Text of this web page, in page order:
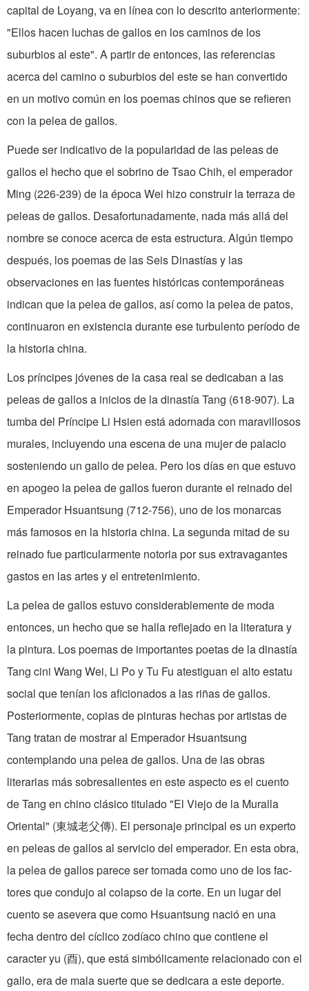
capital de Loyang, va en línea con lo descrito anteriormente:
"Ellos hacen luchas de gallos en los ca­minos de los
suburbios al este". A partir de entonces, las referencias
acerca del camino o suburbios del este se han con­vertido
en un motivo común en los poemas chinos que se refieren
con la pelea de gallos.
Puede ser indicativo de la populari­dad de las peleas de
gallos el hecho que el sobrino de Tsao Chih, el emperador
Ming (226-239) de la época Wei hizo construir la terraza de
peleas de gallos. Desafortunadamente, nada más allá del
nombre se conoce acerca de esta estruc­tura. Algún tiempo
después, los poemas de las Seis Dinastías y las
observaciones en las fuentes históricas contemporáneas
indican que la pelea de gallos, así como la pelea de patos,
continuaron en existen­cia durante ese turbulento período de
la historia china.
Los príncipes jóvenes de la casa real se dedicaban a las
peleas de gallos a ini­cios de la dinastía Tang (618-907). La
tumba del Príncipe Li Hsien está ador­nada con maravillosos
murales, in­cluyendo una escena de una mujer de pa­lacio
sosteniendo un gallo de pelea. Pero los días en que estuvo
en apogeo la pelea de gallos fueron durante el reinado del
Emperador Hsuantsung (712-756), uno de los monarcas
más famosos en la historia china. La segunda mitad de su
reinado fue particularmente notoria por sus ex­travagantes
gastos en las artes y el entretenimiento.
La pelea de gallos estuvo considera­blemente de moda
entonces, un hecho que se halla reflejado en la literatura y
la pintura. Los poemas de importantes poetas de la dinastía
Tang cini Wang Wei, Li Po y Tu Fu atestiguan el alto estatu
social que tenían los aficionados a las riñas de gallos.
Posteriormente, copias de pinturas hechas por artistas de
Tang tratan de mostrar al Emperador Hsuantsung
contemplando una pelea de gallos. Una de las obras
literarias más so­bresalientes en este aspecto es el cuento
de Tang en chino clásico titulado "El Viejo de la Muralla
Oriental" (東城老父傳). El personaje principal es un experto
en peleas de gallos al servicio del empe­rador. En esta obra,
la pelea de gallos parece ser tomada como uno de los fac­
tores que condujo al colapso de la corte. En un lugar del
cuento se asevera que como Hsuantsung nació en una
fecha dentro del cíclico zodíaco chino que con­tiene el
caracter yu (酉), que está simbó­licamente relacionado con el
gallo, era de mala suerte que se dedicara a este deporte.